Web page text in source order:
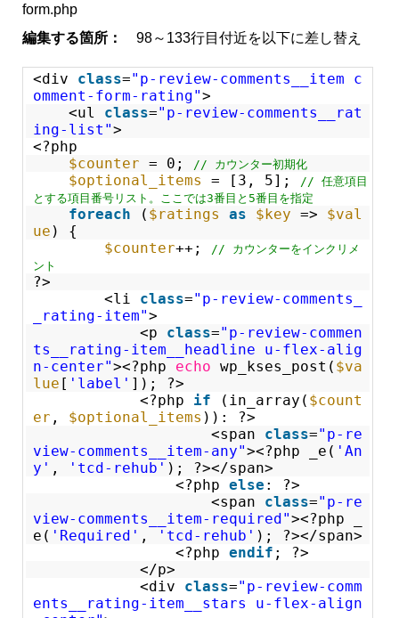
form.php
編集する箇所：
98～133行目付近を以下に差し替え
<div class="p-review-comments__item c
omment-form-rating">
<ul class="p-review-comments__rat
ing-list">
<?php
$counter = 0; // カウンター初期化
$optional_items = [3, 5];
// 任意項目
とする項目番号リスト。ここでは3番目と5番目を指定
foreach ( $ratings as $key => $val
ue ) {
$counter++;
// カウンターをインクリメ
ント
?>
<li class="p-review-comments_
_rating-item">
<p class="p-review-commen
ts__rating-item__headline u-flex-alig
n-center"><?php echo wp_kses_post( $va
lue [ 'label' ]); ?>
<?php if (in_array( $count
er , $optional_items )): ?>
<span class="p-re
view-comments__item-any"><?php _e( 'An
y' , 'tcd-rehub' ); ?></span>
<?php else : ?>
<span class="p-re
view-comments__item-required"><?php _
e( 'Required' , 'tcd-rehub' ); ?></span>
<?php endif ; ?>
</p>
<div class="p-review-comm
ents__rating-item__stars u-flex-align